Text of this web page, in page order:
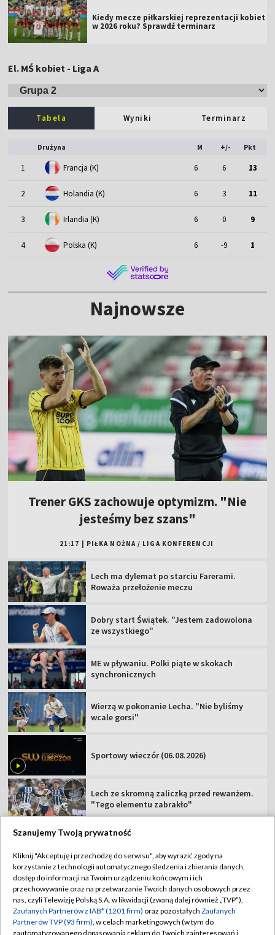
Kiedy mecze piłkarskiej reprezentacji kobiet
w 2026 roku? Sprawdź terminarz
El. MŚ kobiet - Liga A
Tabela Wyniki Terminarz
Drużyna M +/- Pkt
1 Francja (K) 6 6 13
2 Holandia (K) 6 3 11
3 Irlandia (K) 6 0 9
4 Polska (K) 6 -9 1
Najnowsze
Trener GKS zachowuje optymizm. "Nie
jesteśmy bez szans"
21:17 PIŁKA NOŻNA / LIGA KONFERENCJI
Lech ma dylemat po starciu Farerami.
Roważa przełożenie meczu
Dobry start Świątek. "Jestem zadowolona
ze wszystkiego"
ME w pływaniu. Polki piąte w skokach
synchronicznych
Wierzą w pokonanie Lecha. "Nie byliśmy
wcale gorsi"
Sportowy wieczór (06.08.2026)
Lech ze skromną zaliczką przed rewanżem.
"Tego elementu zabrakło"
TVP
Abonament TVP
Sklep TVP
Biuro Reklamy
Regulamin TVP
Polityka prywatności
Moje zgody
Szanujemy Twoją prywatność
Kliknij "Akceptuję i przechodzę do serwisu", aby wyrazić zgody na
korzystanie z technologii automatycznego śledzenia i zbierania danych,
dostęp do informacji na Twoim urządzeniu końcowym i ich
przechowywanie oraz na przetwarzanie Twoich danych osobowych przez
nas, czyli Telewizję Polską S.A. w likwidacji (zwaną dalej również „TVP”),
Zaufanych Partnerów z IAB* (1201 firm) oraz pozostałych Zaufanych
Partnerów TVP (93 firm), w celach marketingowych (w tym do
zautomatyzowanego dopasowania reklam do Twoich zainteresowań i